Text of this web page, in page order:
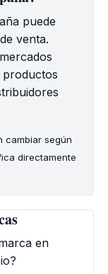
puede
venta.
productos
cambiar según
directamente
en